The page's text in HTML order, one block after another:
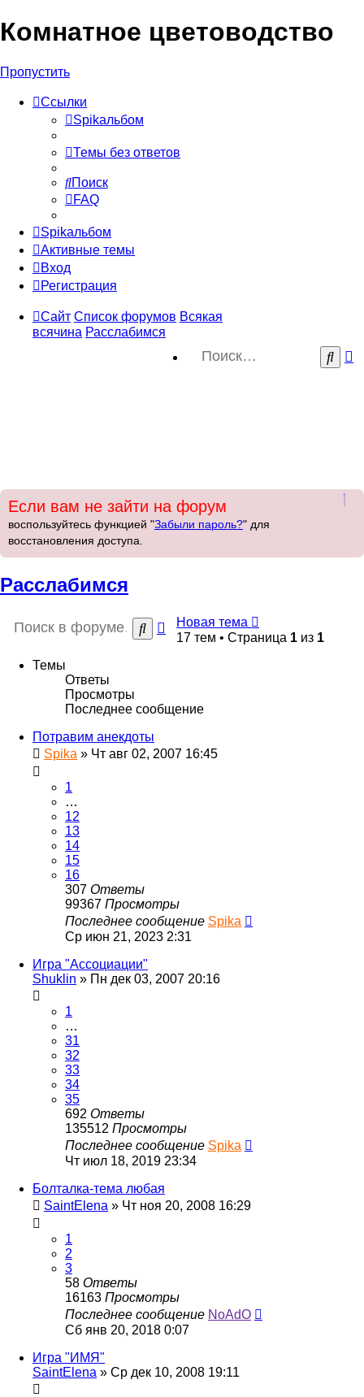
Регистрация
Комнатное цветоводство
Пропустить
Ссылки
Spikальбом
Темы без ответов
Поиск
FAQ
Spikальбом
Активные темы
Вход
Регистрация
Сайт Список форумов Всякая
всячина Расслабимся
Если вам не зайти на форум
воспользуйтесь функцией "Забыли пароль?" для
восстановления доступа.
Расслабимся
Новая
тема
Новая тема
ПоискРасширенный
поиск
17 тем • Страница 1 из 1
Темы
Ответы
Просмотры
Последнее сообщение
Потравим анекдоты
Spika » Чт авг 02, 2007 16:45
1
…
12
13
14
15
16
307 Ответы
99367 Просмотры
Последнее сообщение Spika
Ср июн 21, 2023 2:31
Игра "Ассоциации"
Shuklin » Пн дек 03, 2007 20:16
1
…
31
32
33
34
35
692 Ответы
135512 Просмотры
Последнее сообщение Spika
Чт июл 18, 2019 23:34
Болталка-тема любая
SaintElena » Чт ноя 20, 2008 16:29
1
2
3
58 Ответы
16163 Просмотры
Последнее сообщение NoAdO
Сб янв 20, 2018 0:07
Игра "ИМЯ"
SaintElena » Ср дек 10, 2008 19:11